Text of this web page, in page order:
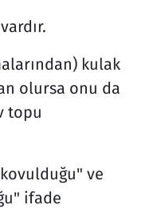
kulak
olursa onu da
topu
ve
ifade